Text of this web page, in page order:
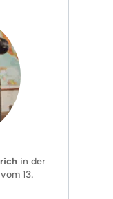
in der
vom 13.